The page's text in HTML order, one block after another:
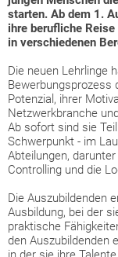
starten. Ab dem 1.
ihre berufliche
in verschiedenen
Die neuen Lehrlinge
Bewerbungsprozess
Potenzial, ihrer
Netzwerkbranche
Ab sofort sind sie
Schwerpunkt - im
Abteilungen,
Controlling und die
Die Auszubildenden
Ausbildung, bei der
praktische
den Auszubildenden